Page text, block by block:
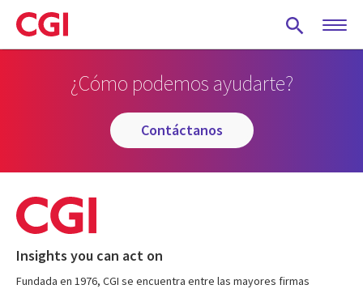
Skip
to
main
¿Cómo podemos ayudarte?
contáctanos
Insights you can act on
Fundada en 1976, CGI se encuentra entre las mayores firmas